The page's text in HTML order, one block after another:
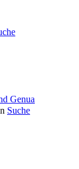
Genua
Suche